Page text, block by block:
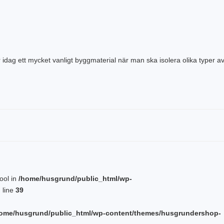
ett mycket vanligt byggmaterial när man ska isolera olika typer av
in /home/husgrund/public_html/wp-
39
husgrund/public_html/wp-content/themes/husgrundershop-